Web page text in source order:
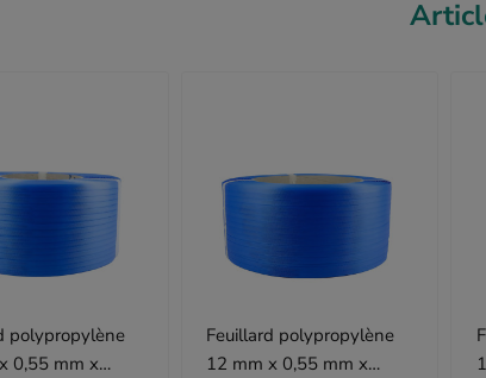
polypropylène
0,55 mm x
Feuillard polypropylène
12 mm x 0,55 mm x